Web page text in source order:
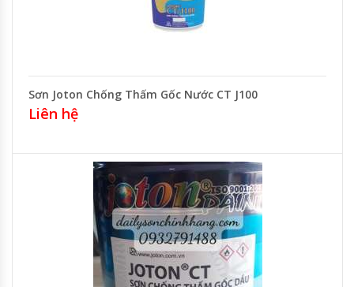
Sơn Joton Chống Thấm Gốc Nước CT J100
Liên hệ